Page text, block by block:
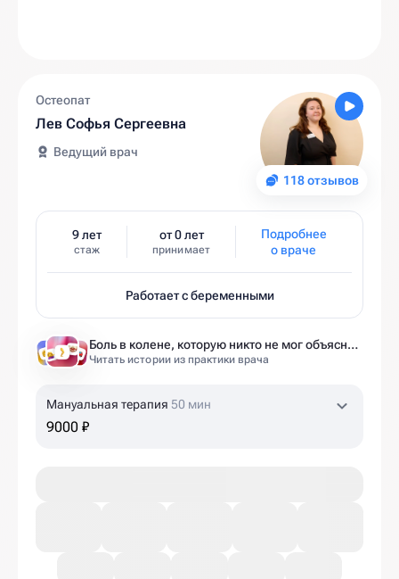
118 отзывов
Остеопат
Лев Софья Сергеевна
Ведущий врач
9 лет
стаж
от 0 лет
принимает
Подробнее
о враче
Работает с беременными
Боль в колене, которую никто не мог объяснить
Читать истории из практики врача
Мануальная терапия 50 мин
9000 ₽